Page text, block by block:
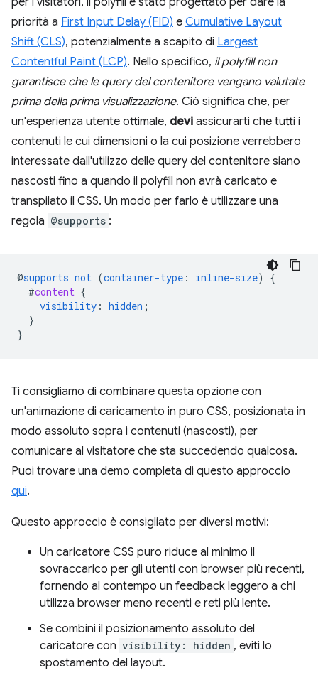
priorità a First Input Delay (FID) e Cumulative Layout
Shift (CLS), potenzialmente a scapito di Largest
Contentful Paint (LCP). Nello specifico, il polyfill non
garantisce che le query del contenitore vengano valutate
prima della prima visualizzazione. Ciò significa che, per
un'esperienza utente ottimale, devi assicurarti che tutti i
contenuti le cui dimensioni o la cui posizione verrebbero
interessate dall'utilizzo delle query del contenitore siano
nascosti fino a quando il polyfill non avrà caricato e
transpilato il CSS. Un modo per farlo è utilizzare una
regola @supports :
@supports not (container-type : inline-size)
{
#content {
visibility : hidden ;
}
}
Ti consigliamo di combinare questa opzione con
un'animazione di caricamento in puro CSS, posizionata in
modo assoluto sopra i contenuti (nascosti), per
comunicare al visitatore che sta succedendo qualcosa.
Puoi trovare una demo completa di questo approccio
qui.
Questo approccio è consigliato per diversi motivi:
Un caricatore CSS puro riduce al minimo il
sovraccarico per gli utenti con browser più recenti,
fornendo al contempo un feedback leggero a chi
utilizza browser meno recenti e reti più lente.
Se combini il posizionamento assoluto del
caricatore con visibility: hidden , eviti lo
spostamento del layout.